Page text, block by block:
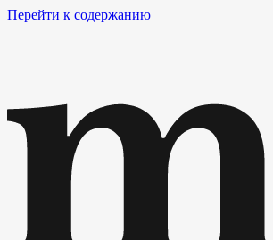
Перейти к содержанию